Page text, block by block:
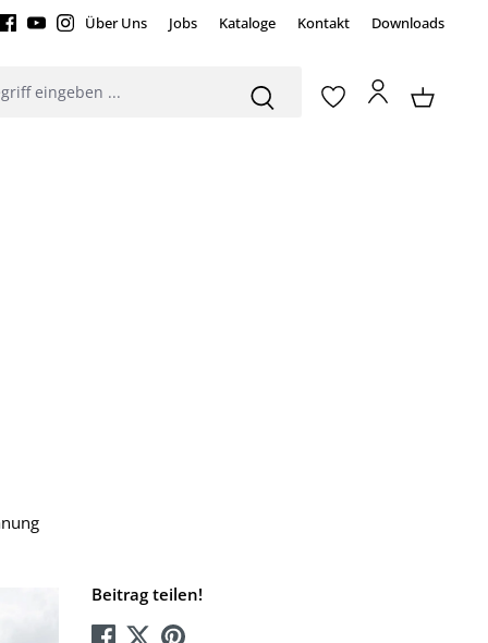
Über Uns Jobs Kataloge Kontakt Downloads
Beitrag teilen!